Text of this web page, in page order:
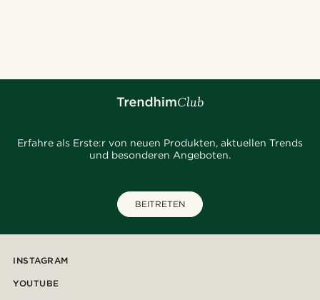
Erfahre als Erste:r von neuen Produkten, aktuellen Trends
und besonderen Angeboten.
BEITRETEN
INSTAGRAM
YOUTUBE